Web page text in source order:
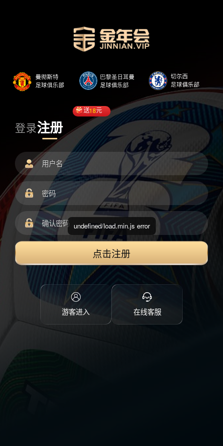
登录注册
送18元
点击注册
游客进入 在线客服
undefined/load.min.js error